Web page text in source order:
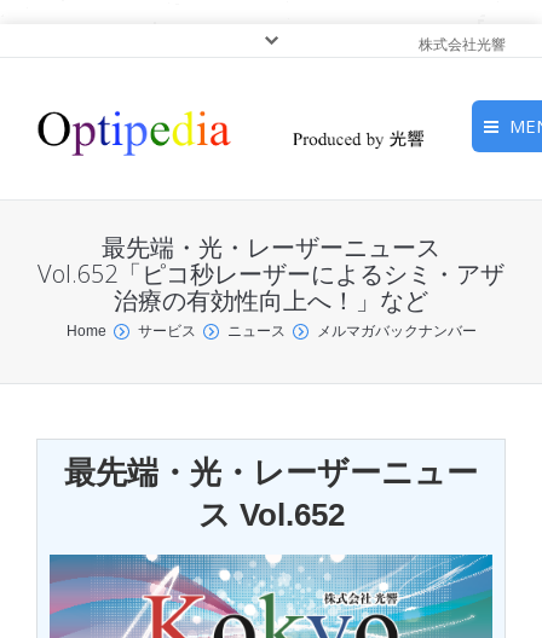
株式会社光響
ピックアップ
光基礎・光源
光応用・アプリケーショ
サービス
最先端・光・レーザーニュース
Vol.652「ピコ秒レーザーによるシミ・アザ
治療の有効性向上へ！」など
You are here:
Home サービス ニュース メルマガバックナンバー
最先端・光・レーザーニュー
ス Vol.652